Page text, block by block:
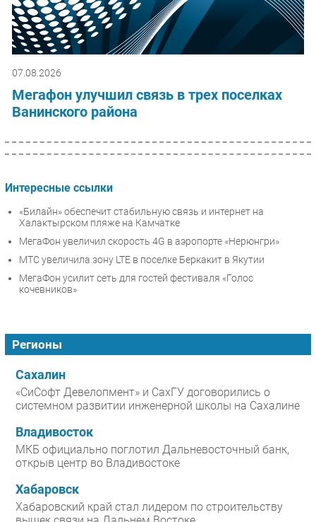
07.08.2026
Мегафон улучшил связь в трех поселках
Ванинского района
Интересные ссылки
«Билайн» обеспечит стабильную связь и интернет на
Халактырском пляже на Камчатке
МегаФон увеличил скорость 4G в аэропорте «Нерюнгри»
МТС увеличила зону LTE в поселке Беркакит в Якутии
МегаФон усилит сеть для гостей фестиваля «Голос
кочевников»
Регионы
Сахалин
«СиСофт Девелопмент» и СахГУ договорились о
системном развитии инженерной школы на Сахалине
Владивосток
МКБ официально поглотил Дальневосточный банк,
открыв центр во Владивостоке
Хабаровск
Хабаровский край стал лидером по строительству